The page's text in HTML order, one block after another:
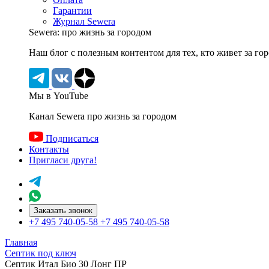
Гарантии
Журнал Sewera
Sewera: про жизнь за городом
Наш блог c полезным контентом для тех, кто живет за
Мы в YouTube
Канал Sewera про жизнь за городом
Подписаться
Контакты
Пригласи друга!
Заказать звонок
+7 495 740-05-58 +7 495 740-05-58
Главная
Септик под ключ
Септик Итал Био 30 Лонг ПР